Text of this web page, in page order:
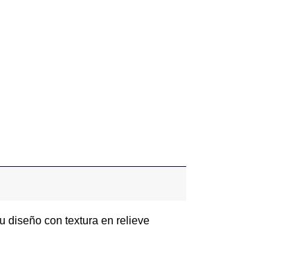
diseño con textura en relieve